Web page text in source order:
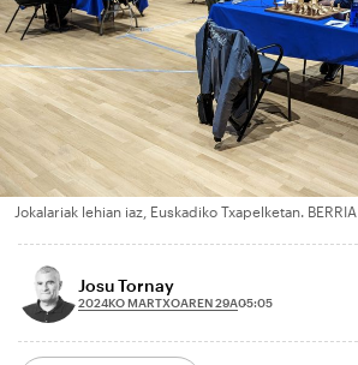
Jokalariak lehian iaz, Euskadiko Txapelketan. BERRIA
Josu Tornay
2024KO MARTXOAREN 29A05:05